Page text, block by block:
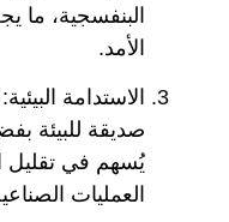
البنفسجية، ما
الأمد.
الاستدامة البيئية:
صديقة للبيئة
يُسهم في تقليل
العمليات